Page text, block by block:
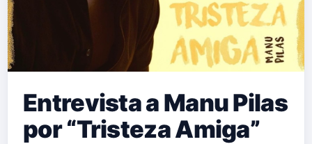
Entrevista a Manu Pilas
por “Tristeza Amiga”